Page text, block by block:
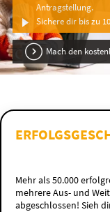
Antragstellung.
Sichere dir bis zu
Mach den
Mehr als 50.000
mehrere Aus- und
abgeschlossen! Sieh